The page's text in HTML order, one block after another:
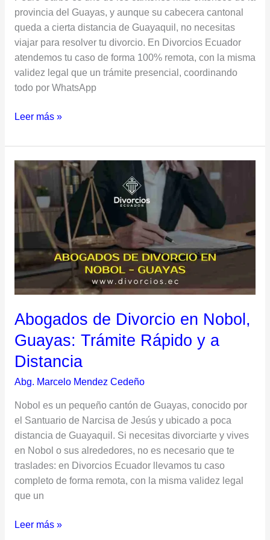
provincia del Guayas, y aunque su cabecera cantonal
queda a cierta distancia de Guayaquil, no necesitas
viajar para resolver tu divorcio. En Divorcios Ecuador
atendemos tu caso de forma 100% remota, con la misma
validez legal que un trámite presencial, coordinando
todo por WhatsApp
Leer más »
Abogados de Divorcio en Nobol,
Guayas: Trámite Rápido y a
Distancia
Abg. Marcelo Mendez Cedeño
Nobol es un pequeño cantón de Guayas, conocido por
el Santuario de Narcisa de Jesús y ubicado a poca
distancia de Guayaquil. Si necesitas divorciarte y vives
en Nobol o sus alrededores, no es necesario que te
traslades: en Divorcios Ecuador llevamos tu caso
completo de forma remota, con la misma validez legal
que un
Abogados
de
Divorcio
en
Nobol,
Guayas:
Trámite
Rápido
y
Distancia
Leer más »